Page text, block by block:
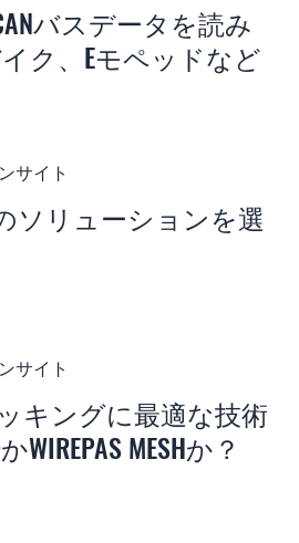
バスデータを読み
ク、Eモペッドなど
サイト
ソリューションを選
サイト
キングに最適な技術
WIREPAS MESHか？